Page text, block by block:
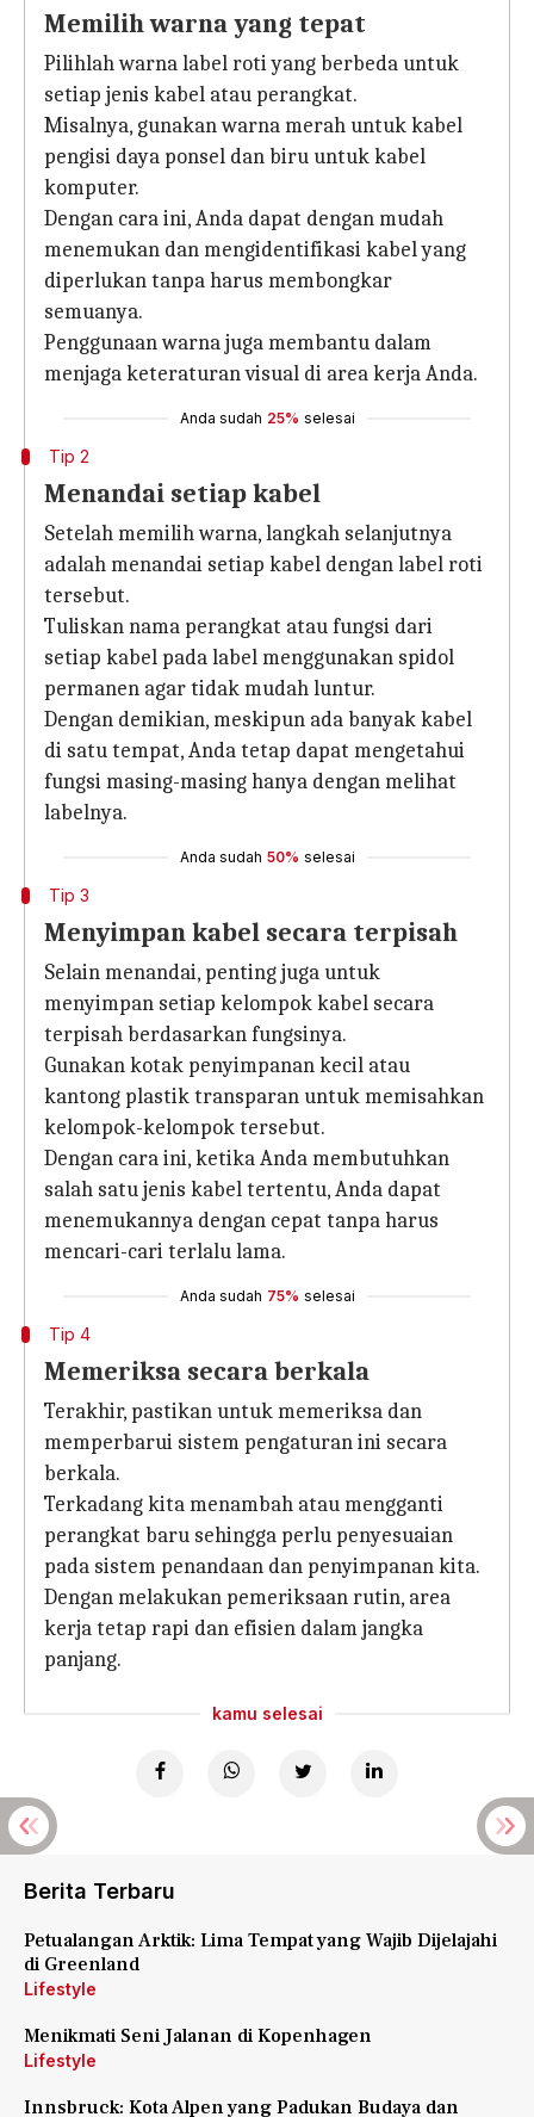
Memilih warna yang tepat
Pilihlah warna label roti yang berbeda untuk
setiap jenis kabel atau perangkat.
Misalnya, gunakan warna merah untuk kabel
pengisi daya ponsel dan biru untuk kabel
komputer.
Dengan cara ini, Anda dapat dengan mudah
menemukan dan mengidentifikasi kabel yang
diperlukan tanpa harus membongkar
semuanya.
Penggunaan warna juga membantu dalam
menjaga keteraturan visual di area kerja Anda.
Anda sudah 25% selesai
Tip 2
Menandai setiap kabel
Setelah memilih warna, langkah selanjutnya
adalah menandai setiap kabel dengan label roti
tersebut.
Tuliskan nama perangkat atau fungsi dari
setiap kabel pada label menggunakan spidol
permanen agar tidak mudah luntur.
Dengan demikian, meskipun ada banyak kabel
di satu tempat, Anda tetap dapat mengetahui
fungsi masing-masing hanya dengan melihat
labelnya.
Anda sudah 50% selesai
Tip 3
Menyimpan kabel secara terpisah
Selain menandai, penting juga untuk
menyimpan setiap kelompok kabel secara
terpisah berdasarkan fungsinya.
Gunakan kotak penyimpanan kecil atau
kantong plastik transparan untuk memisahkan
kelompok-kelompok tersebut.
Dengan cara ini, ketika Anda membutuhkan
salah satu jenis kabel tertentu, Anda dapat
menemukannya dengan cepat tanpa harus
mencari-cari terlalu lama.
Anda sudah 75% selesai
Tip 4
Memeriksa secara berkala
Terakhir, pastikan untuk memeriksa dan
memperbarui sistem pengaturan ini secara
berkala.
Terkadang kita menambah atau mengganti
perangkat baru sehingga perlu penyesuaian
pada sistem penandaan dan penyimpanan kita.
Dengan melakukan pemeriksaan rutin, area
kerja tetap rapi dan efisien dalam jangka
panjang.
kamu selesai
Berita Terbaru
Petualangan Arktik: Lima Tempat yang Wajib Dijelajahi
di Greenland
Lifestyle
Menikmati Seni Jalanan di Kopenhagen
Lifestyle
Innsbruck: Kota Alpen yang Padukan Budaya dan